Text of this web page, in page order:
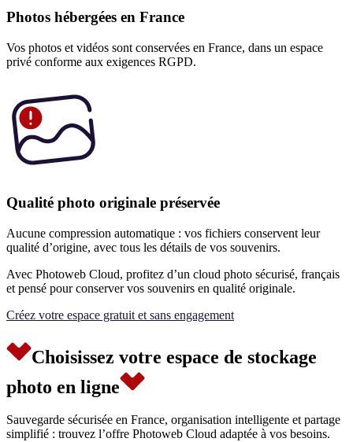
Photos hébergées en France
Vos photos et vidéos sont conservées en France, dans un espace
privé conforme aux exigences RGPD.
Qualité photo originale préservée
Aucune compression automatique : vos fichiers conservent leur
qualité d’origine, avec tous les détails de vos souvenirs.
Avec Photoweb Cloud, profitez d’un cloud photo sécurisé, français
et pensé pour conserver vos souvenirs en qualité originale.
Créez votre espace gratuit et sans engagement
Choisissez votre espace de stockage
photo en ligne
Sauvegarde sécurisée en France, organisation intelligente et partage
simplifié : trouvez l’offre Photoweb Cloud adaptée à vos besoins.